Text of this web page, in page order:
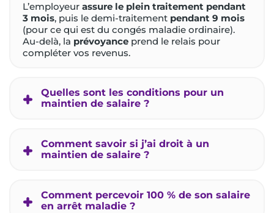
L’employeur assure le plein traitement pendant
3 mois, puis le demi-traitement pendant 9 mois
(pour ce qui est du congés maladie ordinaire).
Au-delà, la prévoyance prend le relais pour
compléter vos revenus.
Quelles sont les conditions pour un
maintien de salaire ?
Comment savoir si j’ai droit à un
maintien de salaire ?
Comment percevoir 100 % de son salaire
en arrêt maladie ?